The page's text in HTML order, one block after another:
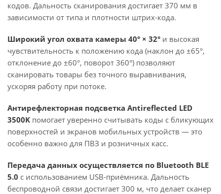
кодов. Дальность сканирования достигает 370 мм в
зависимости от типа и плотности штрих-кода.
Широкий угол охвата камеры 40° × 32° и высокая
чувствительность к положению кода (наклон до ±65°,
отклонение до ±60°, поворот 360°) позволяют
сканировать товары без точного выравнивания,
ускоряя работу при потоке.
Антирефлекторная подсветка Antireflected LED
3500K помогает уверенно считывать коды с бликующих
поверхностей и экранов мобильных устройств — это
особенно важно для ПВЗ и розничных касс.
Передача данных осуществляется по Bluetooth BLE
5.0 с использованием USB-приёмника. Дальность
беспроводной связи достигает 300 м, что делает сканер